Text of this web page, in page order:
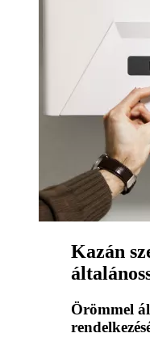
Kazán
Örömmel